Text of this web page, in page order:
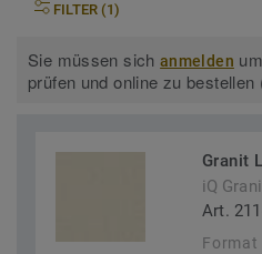
FILTER (1)
Sie müssen sichanmelden
prüfen und online zu
Granit
iQ
Art.
Format